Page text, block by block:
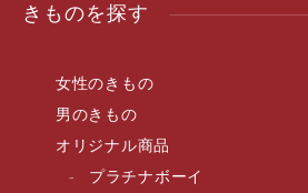
きものを探す
女性のきもの
男のきもの
オリジナル商品
プラチナボーイ